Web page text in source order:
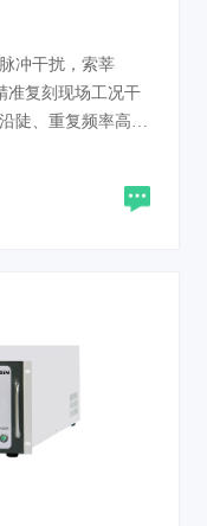
冲干扰，索莘
准复刻现场工况干
陡、重复频率高、
、程序错乱。 本
4、GB/T 17626.4 现